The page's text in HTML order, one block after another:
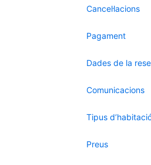
Cancel·lacions
Pagament
Dades de la
Comunicacions
Tipus
Preus